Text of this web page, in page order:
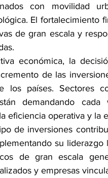
con movilidad
El fortalecimiento
de gran escala y
económica, la
de las
los países. Sectores
demandando
eficiencia operativa y la
de inversiones
su
de gran escala
y empresas